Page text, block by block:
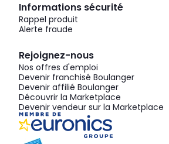
Informations sécurité
Rappel produit
Alerte fraude
Rejoignez-nous
Nos offres d'emploi
Devenir franchisé Boulanger
Devenir affilié Boulanger
Découvrir la Marketplace
Devenir vendeur sur la Marketplace